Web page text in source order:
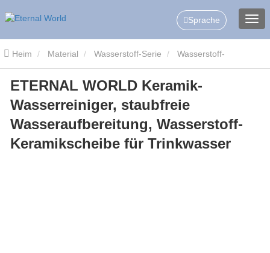
Sprache
Heim Material Wasserstoff-Serie Wasserstoff-
Keramikscheiben/-Tabletten
Wasserreiniger, staubfreie Wasseraufbereitung, Wasserstoff-
Keramikscheibe für Trinkwasser
ETERNAL WORLD Keramik-
Wasserreiniger, staubfreie
Wasseraufbereitung, Wasserstoff-
Keramikscheibe für Trinkwasser